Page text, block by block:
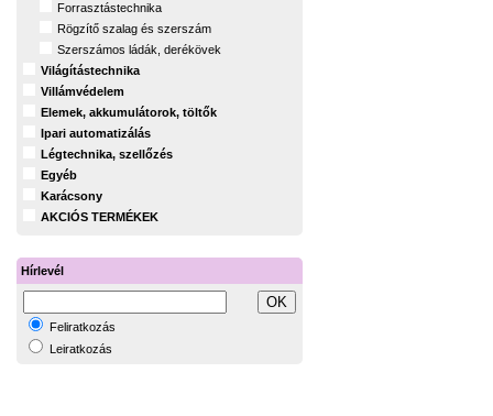
Forrasztástechnika
Rögzítő szalag és szerszám
Szerszámos ládák, derékövek
Világítástechnika
Villámvédelem
Elemek, akkumulátorok, töltők
Ipari automatizálás
Légtechnika, szellőzés
Egyéb
Karácsony
AKCIÓS TERMÉKEK
Hírlevél
Feliratkozás
Leiratkozás